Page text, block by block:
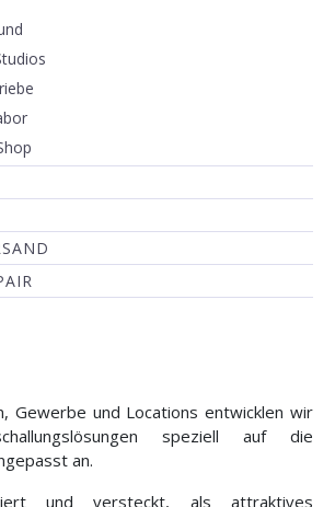
Gewerbe und Locations entwicklen wir
speziell auf die
an.
und versteckt, als attraktives